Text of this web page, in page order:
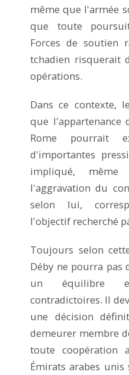
même que l'armée
que toute
Forces de soutien
tchadien risquerait
opérations.
Dans ce contexte,
que l'appartenance
Rome pourrait
d'importantes
impliqué, même
l'aggravation du
selon lui,
l'objectif recherché
Toujours selon
Déby ne pourra
un équilibre
contradictoires. Il
une décision
demeurer membre
toute coopération
Émirats arabes